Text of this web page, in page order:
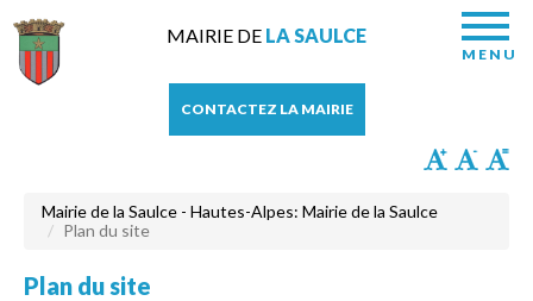
MAIRIE DE LA SAULCE
MENU
CONTACTEZ LA MAIRIE
Mairie de la Saulce - Hautes-Alpes: Mairie de la Saulce
Plan du site
Plan du site